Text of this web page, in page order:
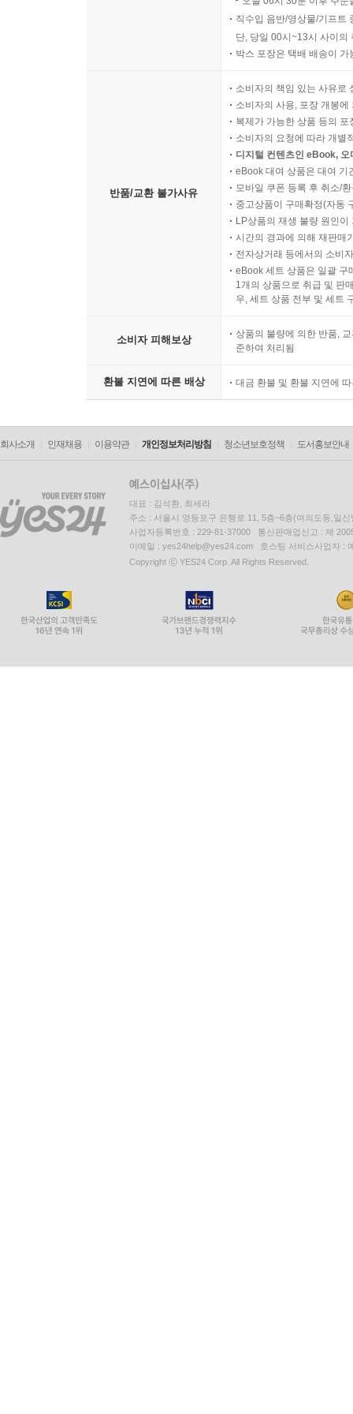
신무환(연세대 명예특임교수)
직수입 음반/영상물/기프트
단, 당일 00시~13시 사이의
박스 포장은 택배 배송이
반품/교환 불가사유
소비자의 책임 있는 사유로
소비자의 사용, 포장 개봉
복제가 가능한 상품 등의
소비자의 요청에 따라 개별
디지털 컨텐츠인 eBook,
eBook 대여 상품은 대여 기
모바일 쿠폰 등록 후 취소/
중고상품이 구매확정(자동
LP상품의 재생 불량 원인
시간의 경과에 의해 재판매
전자상거래 등에서의 소비
eBook 세트 상품은 일괄 구
1개의 상품으로 취급 및 판
우, 세트 상품 전부 및 세트
소비자 피해보상
상품의 불량에 의한 반품,
준하여 처리됨
환불 지연에 따른 배상 대금 환불 및 환불 지연에
회사소개 인재채용 이용약관 개인정보처리방침 청소년보호정책 도서홍보안내
대표 : 김석환, 최세라
주소 : 서울시 영등포구 은행로 11, 5층~6층(여의도동,일신
사업자등록번호 : 229-81-37000 통신판매업신고 : 제
이메일 : yes24help@yes24.com 호스팅 서비스사업자 :
Copyright ⓒ YES24 Corp. All Rights Reserved.